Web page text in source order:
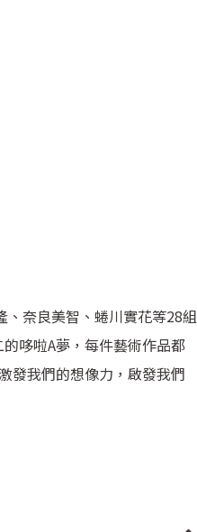
奈良美智、蜷川實花等28組
哆啦A夢，每件藝術作品都
發我們的想像力，啟發我們